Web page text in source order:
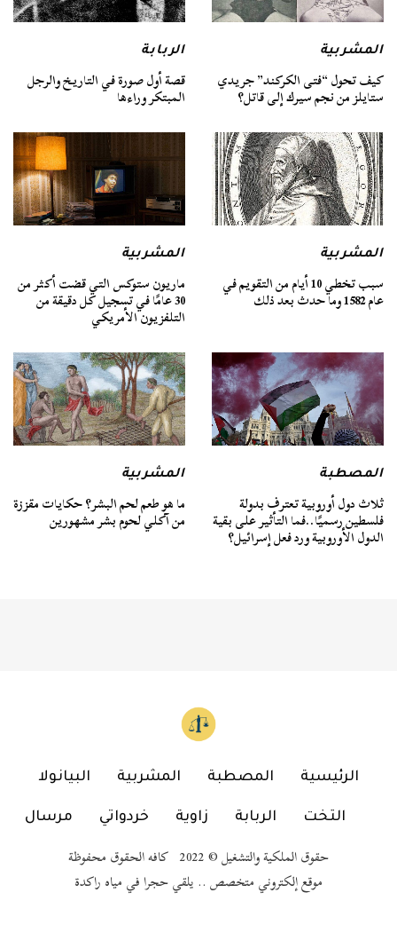
المشربية
كيف تحول “فتى الكركند” جريدي
ستايلز من نجم سيرك إلى قاتل؟
الربابة
قصة أول صورة في التاريخ والرجل
المبتكر وراءها
المشربية
سبب تخطي 10 أيام من التقويم في
عام 1582 وما حدث بعد ذلك
المشربية
ماريون ستوكس التي قضت أكثر من
30 عامًا في تسجيل كل دقيقة من
التلفزيون الأمريكي
المصطبة
ثلاث دول أوروبية تعترف بدولة
فلسطين رسميًا..فما التأثير على بقية
الدول الأوروبية ورد فعل إسرائيل؟
المشربية
ما هو طعم لحم البشر؟ حكايات مقززة
من آكلي لحوم بشر مشهورين
الرئيسية المصطبة المشربية البيانولا
التخت الربابة زاوية خردواتي مرسال
حقوق الملكية والتشغيل © 2022 كافه الحقوق محفوظة
موقع إلكتروني متخصص .. يلقي حجرا في مياه راكدة